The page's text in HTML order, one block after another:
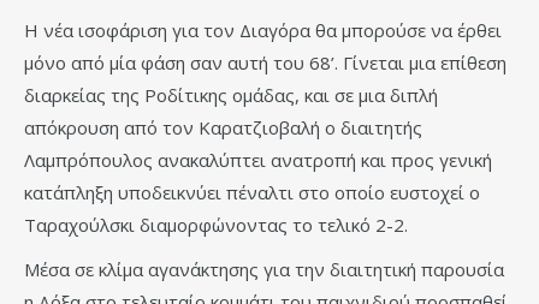
Η νέα ισοφάριση για τον Διαγόρα θα μπορούσε να έρθει
μόνο από μία φάση σαν αυτή του 68’. Γίνεται μια επίθεση
διαρκείας της Ροδίτικης ομάδας, και σε μια διπλή
απόκρουση από τον Καρατζιοβαλή ο διαιτητής
Λαμπρόπουλος ανακαλύπτει ανατροπή και προς γενική
κατάπληξη υποδεικνύει πέναλτι στο οποίο ευστοχεί ο
Ταραχούλσκι διαμορφώνοντας το τελικό 2-2.
Μέσα σε κλίμα αγανάκτησης για την διαιτητική παρουσία